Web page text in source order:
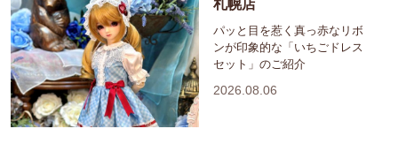
札幌店
パッと目を惹く真っ赤なリボ
ンが印象的な「いちごドレス
セット」のご紹介
2026.08.06